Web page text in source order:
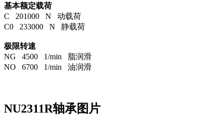
基本额定载荷
C 201000 N 动载荷
C0 233000 N 静载荷
极限转速
NG 4500 1/min 脂润滑
NO 6700 1/min 油润滑
NU2311R轴承图片